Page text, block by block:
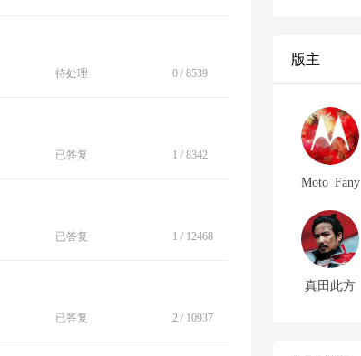
待处理 0 / 8539
已答复 1 / 8342
已答复 1 / 12468
已答复 2 / 10937
版主
Moto_Fany
真田此方